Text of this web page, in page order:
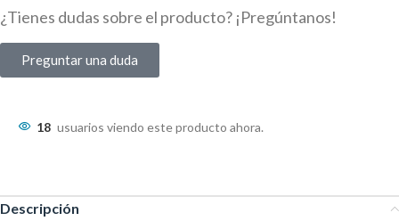
¿Tienes dudas sobre el producto? ¡Pregúntanos!
Preguntar una duda
18 usuarios viendo este producto ahora.
Descripción